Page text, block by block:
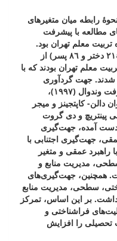
رابطه میان متغیرهای
مطالعه با پیشرفت
معلم تهران بود.
نمونة پژوهش حاضر شامل ٣٠٠ نفر (٢١٤ دختر و ٨٦ پسر) از
معلم تهران بودند که با
شدند. جهت گردآوری
اطلاعات از پرسشنامه‌های اهداف پیشرفت وندوال (١٩٩٧)،
کاپتجینز و میجر
پینتریچ و دی گروت
به‌دست آمده، جهت‌گیری
جهت‌گیری اجتنابی با
عمقی و متغیر
مدیریت منابع و
همچنین، جهت‌گیری‌های
سطحی، مدیریت منابع
بر این اساس، تمرکز
فراشناختی و
تحصیلی را افزایش